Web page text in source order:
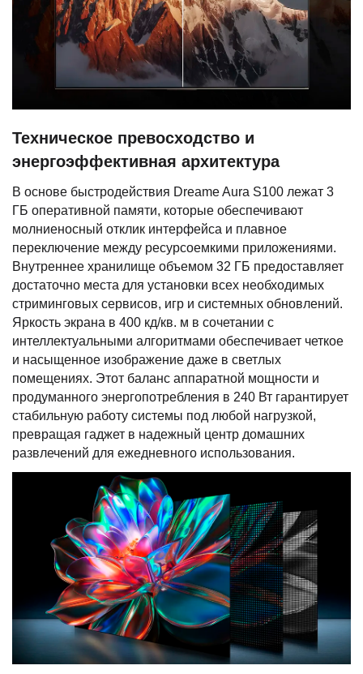
Техническое превосходство и
энергоэффективная архитектура
В основе быстродействия Dreame Aura S100 лежат 3
ГБ оперативной памяти, которые обеспечивают
молниеносный отклик интерфейса и плавное
переключение между ресурсоемкими приложениями.
Внутреннее хранилище объемом 32 ГБ предоставляет
достаточно места для установки всех необходимых
стриминговых сервисов, игр и системных обновлений.
Яркость экрана в 400 кд/кв. м в сочетании с
интеллектуальными алгоритмами обеспечивает четкое
и насыщенное изображение даже в светлых
помещениях. Этот баланс аппаратной мощности и
продуманного энергопотребления в 240 Вт гарантирует
стабильную работу системы под любой нагрузкой,
превращая гаджет в надежный центр домашних
развлечений для ежедневного использования.